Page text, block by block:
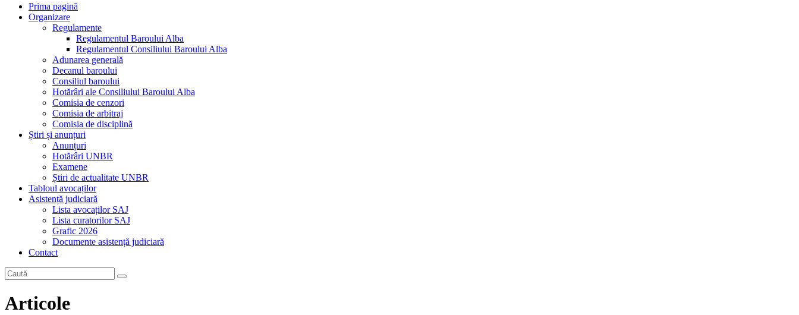
Prima pagină
Organizare
Regulamente
Regulamentul Baroului Alba
Regulamentul Consiliului Baroului Alba
Adunarea generală
Decanul baroului
Consiliul baroului
Hotărâri ale Consiliului Baroului Alba
Comisia de cenzori
Comisia de arbitraj
Comisia de disciplină
Știri și anunțuri
Anunțuri
Hotărâri UNBR
Examene
Știri de actualitate UNBR
Tabloul avocaților
Asistență judiciară
Lista avocaților SAJ
Lista curatorilor SAJ
Grafic 2026
Documente asistență judiciară
Contact
Articole